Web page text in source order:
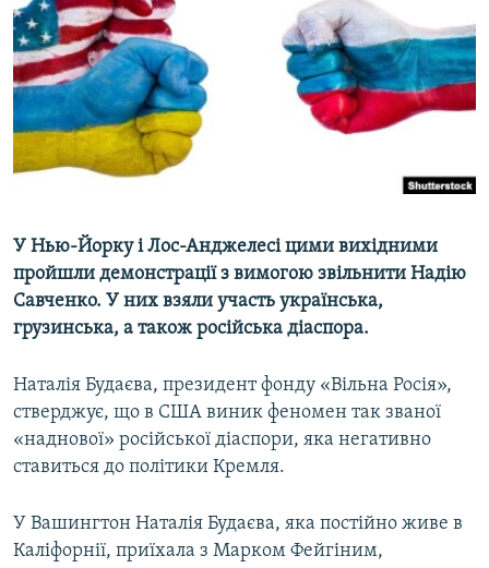
СПЕЦПРОЕКТИ
ДЕПОРТАЦІЯ
ВІДЕОУРОКИ «ELIFBE»
СВІДЧЕННЯ ОКУПАЦІЇ
УКРАЇНСЬКА ПРОБЛЕМА КРИМУ
ЯК ОБІЙТИ БЛОКУВАННЯ
Русский
Qırımtatar
Усі сайти RFE/RL
У Нью-Йорку і Лос-Анджелесі цими вихідними
пройшли демонстрації з вимогою звільнити Надію
Савченко. У них взяли участь українська,
грузинська, а також російська діаспора.
Наталія Будаєва, президент фонду «Вільна Росія»,
стверджує, що в США виник феномен так званої
«наднової» російської діаспори, яка негативно
ставиться до політики Кремля.
У Вашингтон Наталія Будаєва, яка постійно живе в
Каліфорнії, приїхала з Марком Фейгіним,